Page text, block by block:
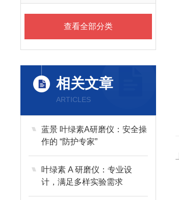
查看全部分类
相关文章
ARTICLES
蓝景 叶绿素A研磨仪：安全操
作的 “防护专家”
叶绿素 A 研磨仪：专业设
计，满足多样实验需求